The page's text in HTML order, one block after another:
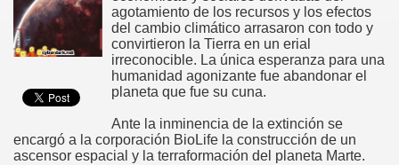
agotamiento de los recursos y los efectos
del cambio climático arrasaron con todo y
convirtieron la Tierra en un erial
irreconocible. La única esperanza para una
humanidad agonizante fue abandonar el
planeta que fue su cuna.
Ante la inminencia de la extinción se
encargó a la corporación BioLife la construcción de un
ascensor espacial y la terraformación del planeta Marte.